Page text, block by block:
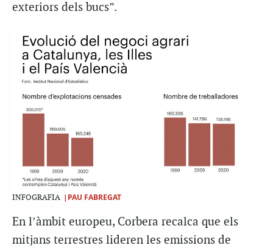
exteriors dels bucs”.
INFOGRAFIA |PAU FABREGAT
En l’àmbit europeu, Corbera recalca que els
mitjans terrestres lideren les emissions de